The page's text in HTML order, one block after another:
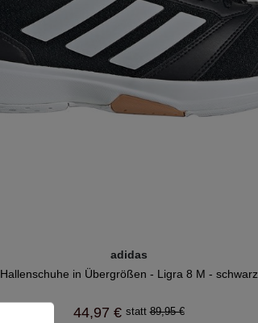
adidas
Hallenschuhe in Übergrößen - Ligra 8 M - schwarz
44,97 € 89,95 €